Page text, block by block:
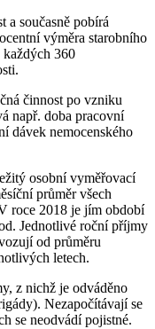
a současně pobírá
výměra starobního
360
činnost po vzniku
např. doba pracovní
dávek nemocenského
osobní vyměřovací
průměr všech
roce 2018 je jím období
Jednotlivé roční příjmy
od průměru
letech.
z nichž je odváděno
Nezapočítávají se
se neodvádí pojistné.